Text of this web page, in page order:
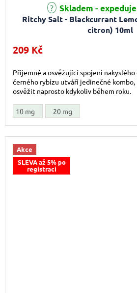
Ritchy Salt - Blackcurrant
citron) 10ml
Průměrné hodnocení produktu je 5,0 z
Skladem -
209 Kč
Příjemné a osvěžující spojení
černého rybízu utváří jedinečné
osvěžit naprosto kdykoliv během roku.
10 mg 20 mg
Akce
SLEVA až 5% po
registraci